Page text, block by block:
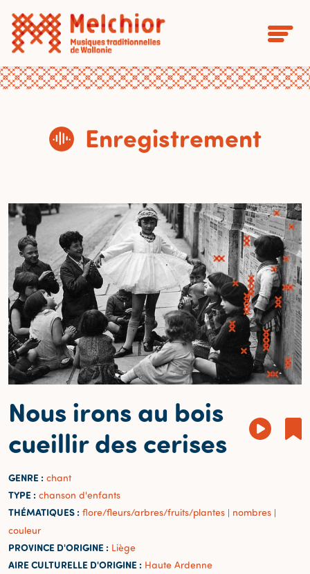
Enregistrement
Nous irons au bois
cueillir des cerises
GENRE : chant
TYPE : chanson d'enfants
THÉMATIQUES : flore/fleurs/arbres/fruits/plantes | nombres |
couleur
PROVINCE D'ORIGINE : Liège
AIRE CULTURELLE D'ORIGINE : Haute Ardenne